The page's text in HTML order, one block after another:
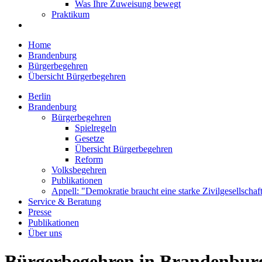
Was Ihre Zuweisung bewegt
Praktikum
Home
Brandenburg
Bürgerbegehren
Übersicht Bürgerbegehren
Berlin
Brandenburg
Bürgerbegehren
Spielregeln
Gesetze
Übersicht Bürgerbegehren
Reform
Volksbegehren
Publikationen
Appell: "Demokratie braucht eine starke
Service & Beratung
Presse
Publikationen
Über uns